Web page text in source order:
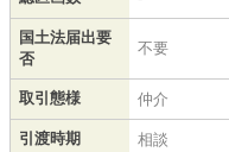
国土法届出要
否
不要
取引態様 仲介
引渡時期 相談